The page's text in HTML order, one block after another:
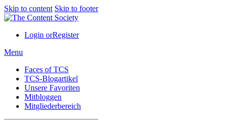
Skip to content Skip to footer
Login orRegister
Menu
Faces of TCS
TCS-Blogartikel
Unsere Favoriten
Mitbloggen
Mitgliederbereich